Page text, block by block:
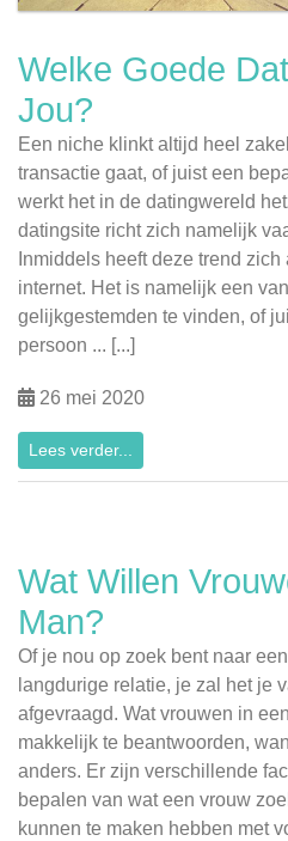
Welke Goede
Jou?
Een niche klinkt altijd heel
transactie gaat, of juist een
werkt het in de datingwereld
datingsite richt zich namelijk
Inmiddels heeft deze trend
internet. Het is namelijk een
gelijkgestemden te vinden, of
persoon ... [...]
26 mei 2020
Lees verder...
Wat Willen
Man?
Of je nou op zoek bent naar
langdurige relatie, je zal het je
afgevraagd. Wat vrouwen in
makkelijk te beantwoorden,
anders. Er zijn verschillende
bepalen van wat een vrouw
kunnen te maken hebben met